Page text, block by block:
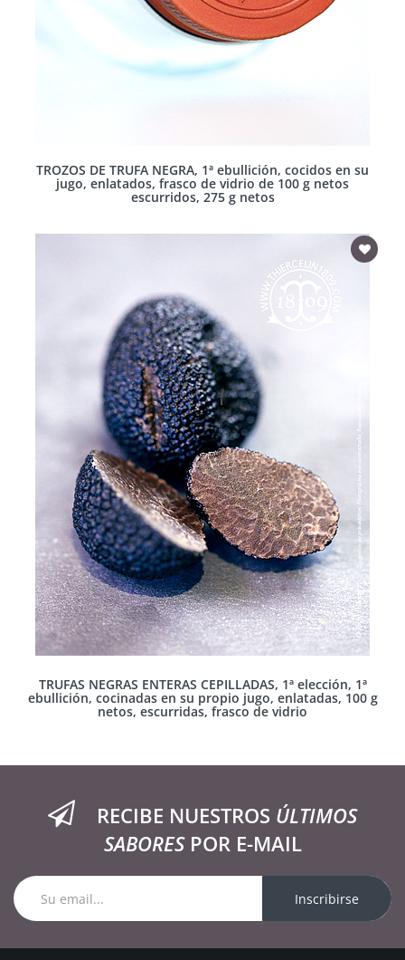
TROZOS DE TRUFA NEGRA, 1ª ebullición, cocidos en su
jugo, enlatados, frasco de vidrio de 100 g netos
escurridos, 275 g netos
TRUFAS NEGRAS ENTERAS CEPILLADAS, 1ª elección, 1ª
ebullición, cocinadas en su propio jugo, enlatadas, 100 g
netos, escurridas, frasco de vidrio
RECIBE NUESTROS ÚLTIMOS
SABORESPOR E-MAIL
Inscribirse